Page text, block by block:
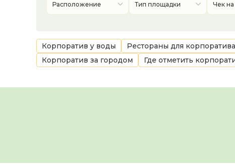
Выпускной
Корпоратив
Новогодний корпоратив
Расположение Тип площадки Чек
Корпоратив у воды Рестораны для корпоратива
Корпоратив за городом
Где отметить